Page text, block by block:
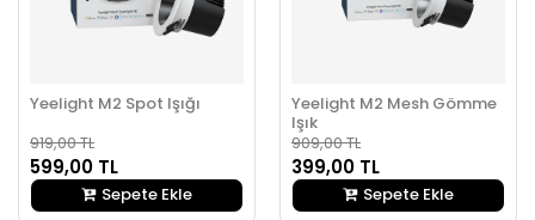
Yeelight M2 Spot Işığı
919,00 TL
599,00 TL
Sepete Ekle
Yeelight M2 Mesh Gömme
Işık
909,00 TL
399,00 TL
Sepete Ekle